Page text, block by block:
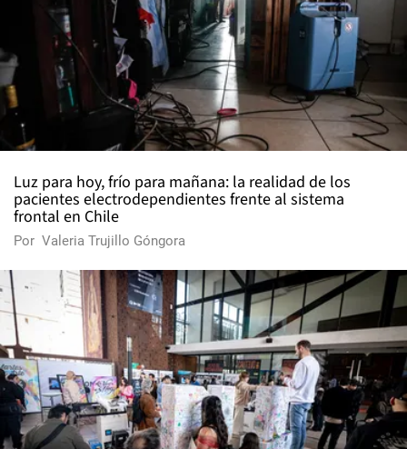
Luz para hoy, frío para mañana: la realidad de los
pacientes electrodependientes frente al sistema
frontal en Chile
Por Valeria Trujillo Góngora